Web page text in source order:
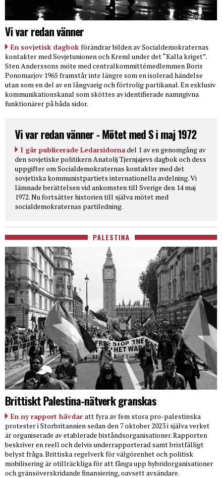
Vi var redan vänner
En sovjetisk dagbok förändrar bilden av Socialdemokraternas
kontakter med Sovjetunionen och Kreml under det “Kalla kriget”.
Sten Anderssons möte med centralkommittémedlemmen Boris
Ponomarjov 1965 framstår inte längre som en isolerad händelse
utan som en del av en långvarig och förtrolig partikanal. En exklusiv
kommunikationskanal som sköttes av identifierade namngivna
funktionärer på båda sidor.
Vi var redan vänner - Mötet med S i maj 1972
I går publicerade Ledarsidornadel 1 av en genomgång av
den sovjetiske politikern Anatolij Tjernjajevs dagbok och dess
uppgifter om Socialdemokraternas kontakter med det
sovjetiska kommunistpartiets internationella avdelning. Vi
lämnade berättelsen vid ankomsten till Sverige den 14 maj
1972. Nu fortsätter historien till själva mötet med
socialdemokraternas partiledning.
PALESTINA
Brittiskt Palestina-nätverk granskas
En ny rapport hävdar att fyra av fem stora pro-palestinska
protester i Storbritannien sedan den 7 oktober 2023 i själva verket
är organiserade av etablerade biståndsorganisationer. Rapporten
beskriver en reell och delvis underrapporterad samt bristfälligt
belyst fråga. Brittiska regelverk för välgörenhet och politisk
mobilisering är otillräckliga för att fånga upp hybridorganisationer
och gränsöverskridande finansiering, oavsett avsändare.